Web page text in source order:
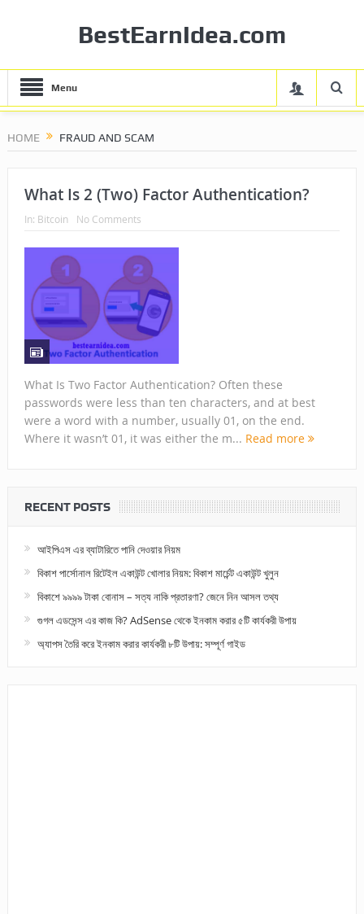
BestEarnIdea.com
Menu
HOME FRAUD AND SCAM
What Is 2 (Two) Factor Authentication?
In: Bitcoin No Comments
What Is Two Factor Authentication? Often these
passwords were less than ten characters, and at best
were a word with a number, usually 01, on the end.
Where it wasn’t 01, it was either the m... Read more
RECENT POSTS
আইপিএস এর ব্যাটারিতে পানি দেওয়ার নিয়ম
বিকাশ পার্সোনাল রিটেইল একাউন্ট খোলার নিয়ম: বিকাশ মার্চেন্ট একাউন্ট খুলুন
বিকাশে ৯৯৯৯ টাকা বোনাস – সত্য নাকি প্রতারণা? জেনে নিন আসল তথ্য
গুগল এডসেন্স এর কাজ কি? AdSense থেকে ইনকাম করার ৫টি কার্যকরী উপায়
অ্যাপস তৈরি করে ইনকাম করার কার্যকরী ৮টি উপায়: সম্পূর্ণ গাইড